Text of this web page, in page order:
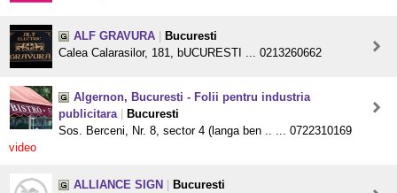
ALF GRAVURA
Bucuresti
Calea Calarasilor, 181, bUCURESTI ... 0213260662
Algernon, Bucuresti - Folii pentru industria
publicitara
Bucuresti
Sos. Berceni, Nr. 8, sector 4 (langa ben .. ... 0722310169
video
ALLIANCE SIGN
Bucuresti